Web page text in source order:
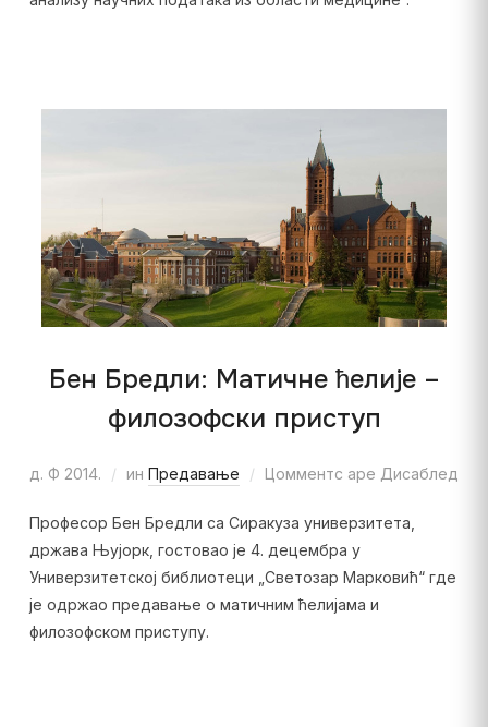
Бен Бредли: Матичне ћелије –
филозофски приступ
д. Ф 2014. ин Предавање Цомментс аре Дисаблед
Професор Бен Бредли са Сиракуза универзитета,
држава Њујорк, гостовао је 4. децембра у
Универзитетској библиотеци „Светозар Марковић“ где
је одржао предавање о матичним ћелијама и
филозофском приступу.